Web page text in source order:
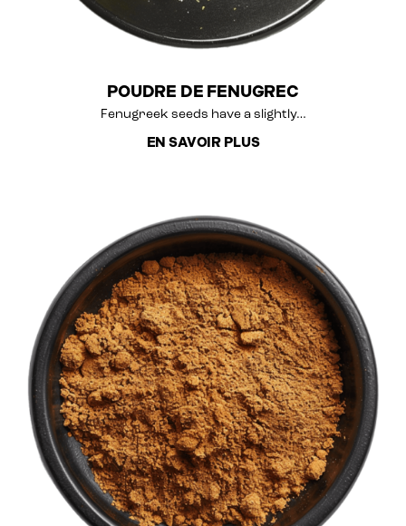
POUDRE DE FENUGREC
Fenugreek seeds have a slightly…
EN SAVOIR PLUS